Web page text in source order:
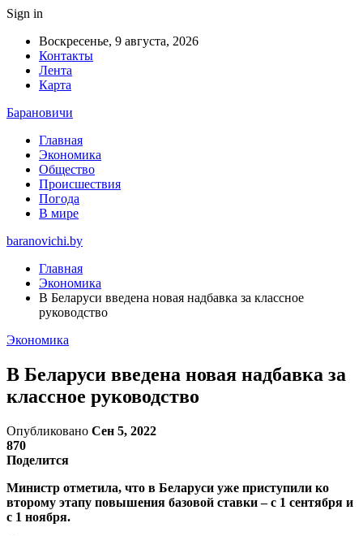
Sign in
Воскресенье, 9 августа, 2026
Контакты
Лента
Карта
Барановичи
Главная
Экономика
Общество
Происшествия
Погода
В мире
baranovichi.by
Главная
Экономика
В Беларуси введена новая надбавка за классное
руководство
Экономика
В Беларуси введена новая надбавка за
классное руководство
Опубликовано Сен 5, 2022
870
Поделится
Министр отметила, что в Беларуси уже приступили ко
второму этапу повышения базовой ставки – с 1 сентября и
с 1 ноября.